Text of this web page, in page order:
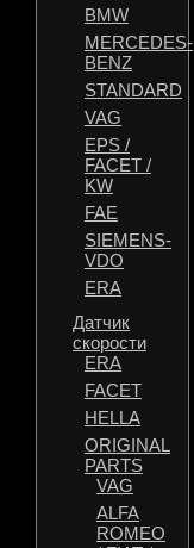
BMW
MERCEDES-
BENZ
STANDARD
VAG
EPS /
FACET /
KW
FAE
SIEMENS-
VDO
ERA
Датчик
скорости
ERA
FACET
HELLA
ORIGINAL
PARTS
VAG
ALFA
ROMEO